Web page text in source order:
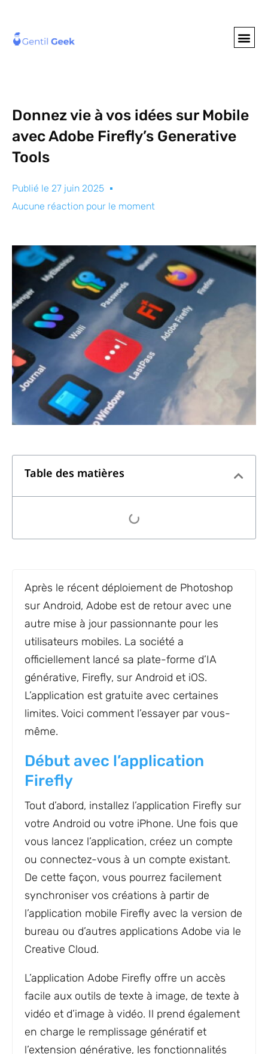
Donnez vie à vos idées sur Mobile
avec Adobe Firefly’s Generative
Tools
Publié le 27 juin 2025
Aucune réaction pour le moment
Table des matières
Après le récent déploiement de Photoshop
sur Android, Adobe est de retour avec une
autre mise à jour passionnante pour les
utilisateurs mobiles. La société a
officiellement lancé sa plate-forme d’IA
générative, Firefly, sur Android et iOS.
L’application est gratuite avec certaines
limites. Voici comment l’essayer par vous-
même.
Début avec l’application
Firefly
Tout d’abord, installez l’application Firefly sur
votre Android ou votre iPhone. Une fois que
vous lancez l’application, créez un compte
ou connectez-vous à un compte existant.
De cette façon, vous pourrez facilement
synchroniser vos créations à partir de
l’application mobile Firefly avec la version de
bureau ou d’autres applications Adobe via le
Creative Cloud.
L’application Adobe Firefly offre un accès
facile aux outils de texte à image, de texte à
vidéo et d’image à vidéo. Il prend également
en charge le remplissage génératif et
l’extension générative, les fonctionnalités